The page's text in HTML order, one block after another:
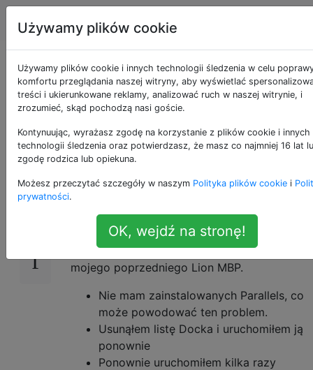
Apple Tagi
Stacja dokująca na
MBP Retina zużywa
80% procesora
13
Dock na mojej MBP Retina stale zużywa 70 -
Dzieje się tak na dwóch kontach na
komputerze, które zostały zmigrowane z
mojego poprzedniego Lion MBP.
Nie mam zainstalowanych Parallels, co
może powodować ten problem.
Usunąłem listę Docka i uruchomiłem ją
ponownie
Ponownie uruchomiłem kilka razy
Używamy plików cookie
Używamy plików cookie i innych technologii śledzenia w celu
komfortu przeglądania naszej witryny, aby wyświetlać
treści i ukierunkowane reklamy, analizować ruch w naszej witrynie, i
zrozumieć, skąd pochodzą nasi goście.
Kontynuując, wyrażasz zgodę na korzystanie z plików cookie i innych
technologii śledzenia oraz potwierdzasz, że masz co najmniej 16 lat
zgodę rodzica lub opiekuna.
Możesz przeczytać szczegóły w naszym Polityka plików cookie i
prywatności.
OK, wejdź na stronę!